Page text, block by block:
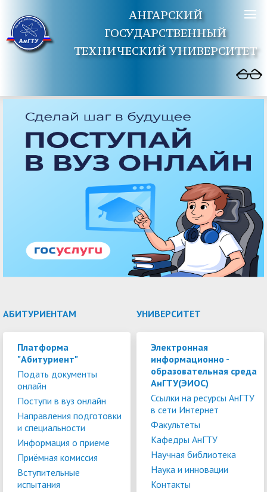
АНГАРСКИЙ
ГОСУДАРСТВЕННЫЙ
ТЕХНИЧЕСКИЙ УНИВЕРСИТЕТ
АБИТУРИЕНТАМ
Платформа
"Абитуриент"
Подать документы
онлайн
Поступи в вуз онлайн
Направления подготовки
и специальности
Информация о приеме
Приёмная комиссия
Вступительные
испытания
УНИВЕРСИТЕТ
Электронная
информационно -
образовательная среда
АнГТУ(ЭИОС)
Ссылки на ресурсы АнГТУ
в сети Интернет
Факультеты
Кафедры АнГТУ
Научная библиотека
Наука и инновации
Контакты